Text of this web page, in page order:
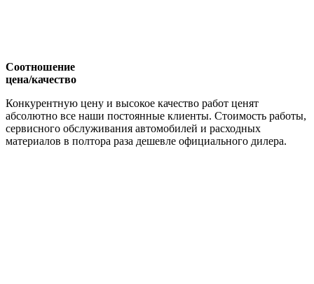
Соотношение
цена/качество
Конкурентную цену и высокое качество работ ценят
абсолютно все наши постоянные клиенты. Стоимость работы,
сервисного обслуживания автомобилей и расходных
материалов в полтора раза дешевле официального дилера.